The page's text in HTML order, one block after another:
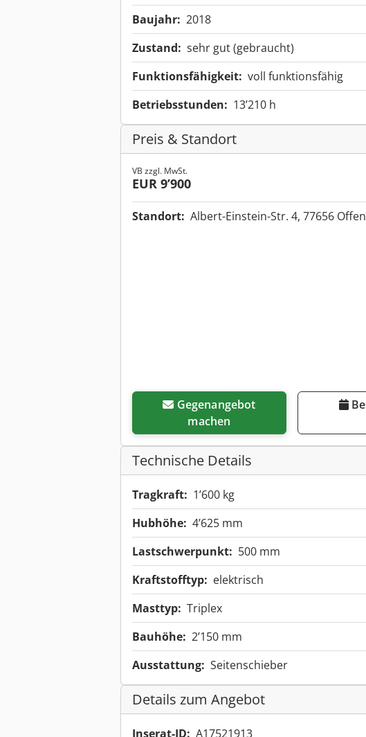
Baujahr: 2018
Zustand: sehr gut (gebraucht)
Funktionsfähigkeit: voll funktionsfähig
Betriebsstunden: 13’210 h
Preis & Standort
VB zzgl. MwSt.
EUR 9’900
Standort: Albert-Einstein-Str. 4, 77656
machen
Besichtigungstermin
Technische Details
Tragkraft: 1’600 kg
Hubhöhe: 4’625 mm
Lastschwerpunkt: 500 mm
Kraftstofftyp: elektrisch
Masttyp: Triplex
Bauhöhe: 2’150 mm
Ausstattung: Seitenschieber
Details zum Angebot
Inserat-ID: A17521913